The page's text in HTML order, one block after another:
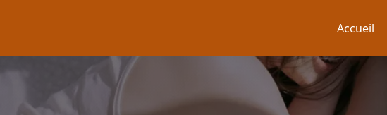
Accueil